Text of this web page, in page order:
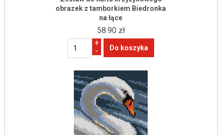
obrazek z tamborkiem Biedronka
na łące
58.90 zł
+
-